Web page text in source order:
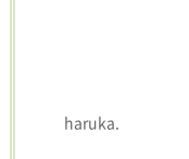
haruka.